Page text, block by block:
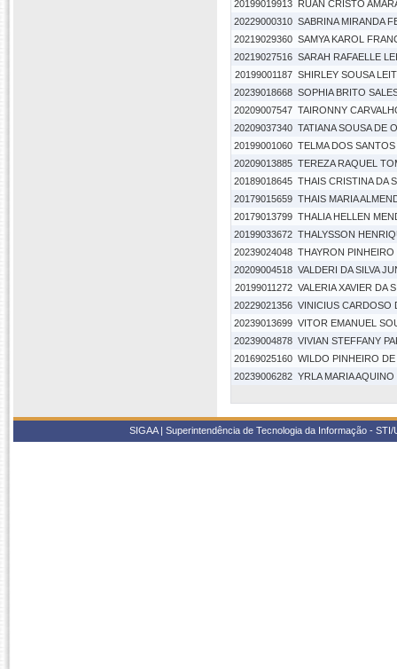
20199019913 RUAN CRISTO
20229000310 SABRINA MIRANDA
20219029360 SAMYA KAROL
20219027516 SARAH RAFAELLE
20199001187 SHIRLEY SOUSA
20239018668 SOPHIA BRITO
20209007547 TAIRONNY
20209037340 TATIANA SOUSA DE
20199001060 TELMA DOS
20209013885 TEREZA RAQUEL
20189018645 THAIS CRISTINA DA
20179015659 THAIS MARIA
20179013799 THALIA HELLEN
20199033672 THALYSSON
20239024048 THAYRON
20209004518 VALDERI DA SILVA
20199011272 VALERIA XAVIER DA
20229021356 VINICIUS CARDOSO
20239013699 VITOR EMANUEL
20239004878 VIVIAN STEFFANY
20169025160 WILDO PINHEIRO
20239006282 YRLA MARIA
SIGAA | Superintendência de Tecnologia da Informação -